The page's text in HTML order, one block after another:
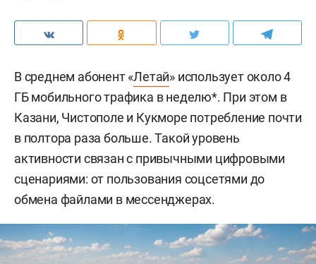
В среднем абонент «Летай» использует около 4
ГБ мобильного трафика в неделю*. При этом в
Казани, Чистополе и Кукморе потребление почти
в полтора раза больше. Такой уровень
активности связан с привычными цифровыми
сценариями: от пользования соцсетями до
обмена файлами в мессенджерах.